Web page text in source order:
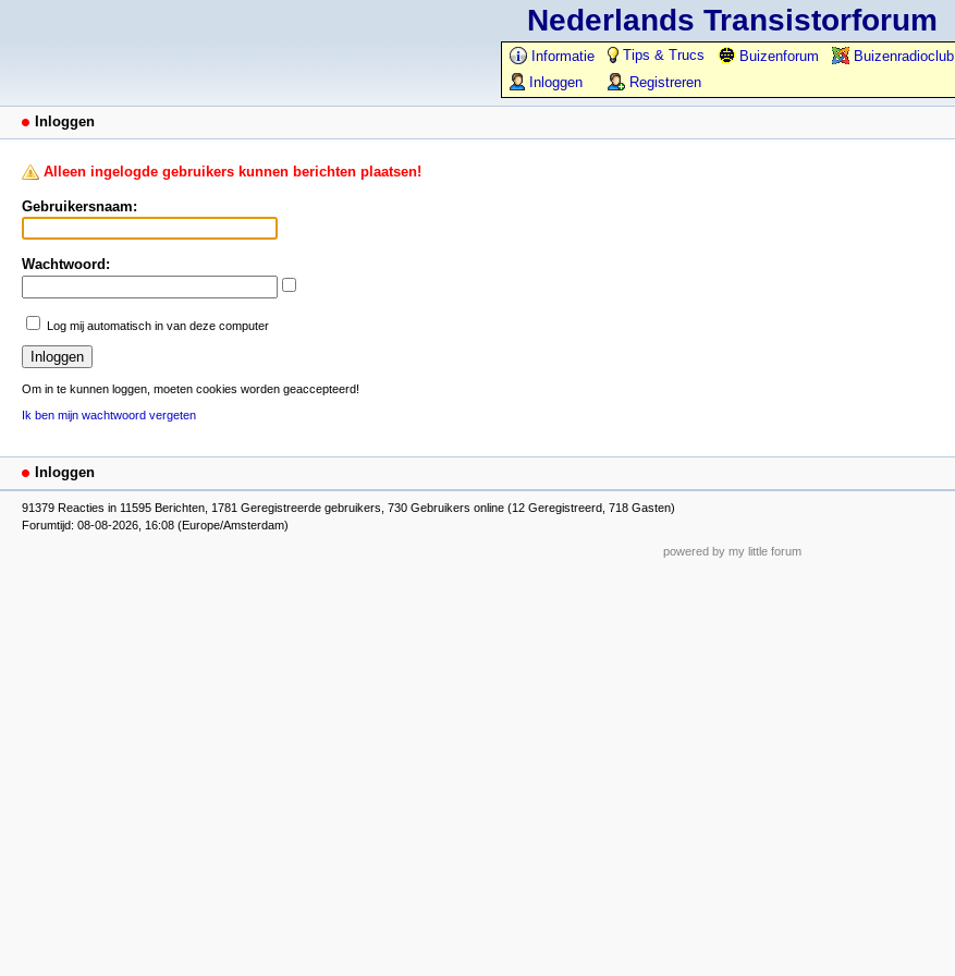
Nederlands Transistorforum
Informatie Tips & Trucs Buizenforum
Buizenradioclub
Inloggen
Registreren
Inloggen
Alleen ingelogde gebruikers kunnen berichten plaatsen!
Gebruikersnaam:
Wachtwoord:
Log mij automatisch in van deze computer
Om in te kunnen loggen, moeten cookies worden geaccepteerd!
Ik ben mijn wachtwoord vergeten
Inloggen
91379 Reacties in 11595 Berichten, 1781 Geregistreerde gebruikers, 730 Gebruikers online (12 Geregistreerd, 718 Gasten)
Forumtijd: 08-08-2026, 16:08 (Europe/Amsterdam)
powered by my little forum